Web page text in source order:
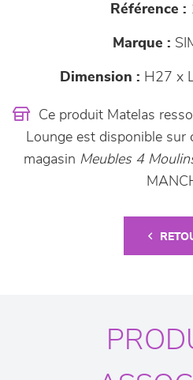
Référence :
Marque :
Dimension : H27 x
Ce produit Matelas
Lounge est disponible sur
magasin Meubles 4